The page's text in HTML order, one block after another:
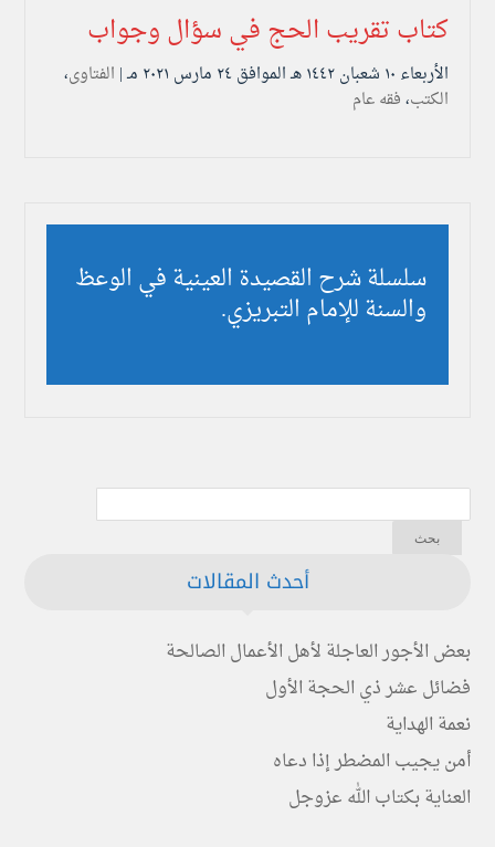
كتاب تقريب الحج في سؤال وجواب
الأربعاء ۱۰ شعبان ۱٤٤۲ هـ الموافق ۲٤ مارس ۲۰۲۱ مـ | الفتاوى،
الكتب،فقه عام
سلسلة شرح القصيدة العينية في الوعظ
والسنة للإمام التبريزي.
أحدث المقالات
بعض الأجور العاجلة لأهل الأعمال الصالحة
فضائل عشر ذي الحجة الأول
نعمة الهداية
أمن يجيب المضطر إذا دعاه
العناية بكتاب الله عزوجل